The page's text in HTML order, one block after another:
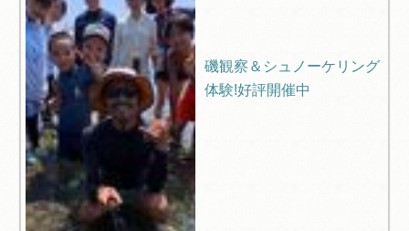
磯観察＆シュノーケリング
体験!好評開催中